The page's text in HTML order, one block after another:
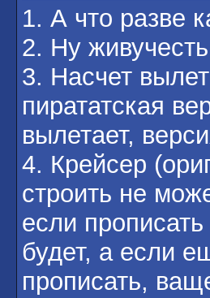
1. А что разве
2. Ну
3. Насчет
пирататская
вылетает,
4. Крейсер
строить не
если
будет, а если
прописать,